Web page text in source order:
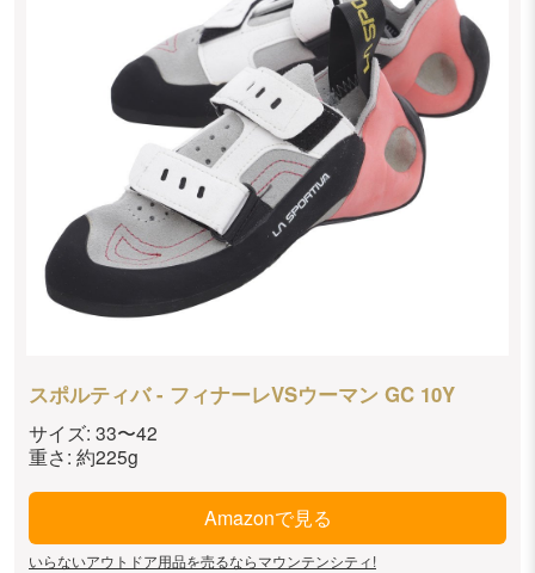
スポルティバ - フィナーレVSウーマン GC 10Y
サイズ: 33〜42
重さ: 約225g
Amazonで見る
いらないアウトドア用品を売るならマウンテンシティ!